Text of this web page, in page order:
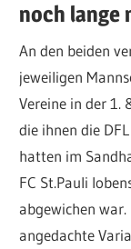
noch lange
An den beiden
jeweiligen
Vereine in der 1.
die ihnen die
hatten im
FC St.Pauli
abgewichen
angedachte